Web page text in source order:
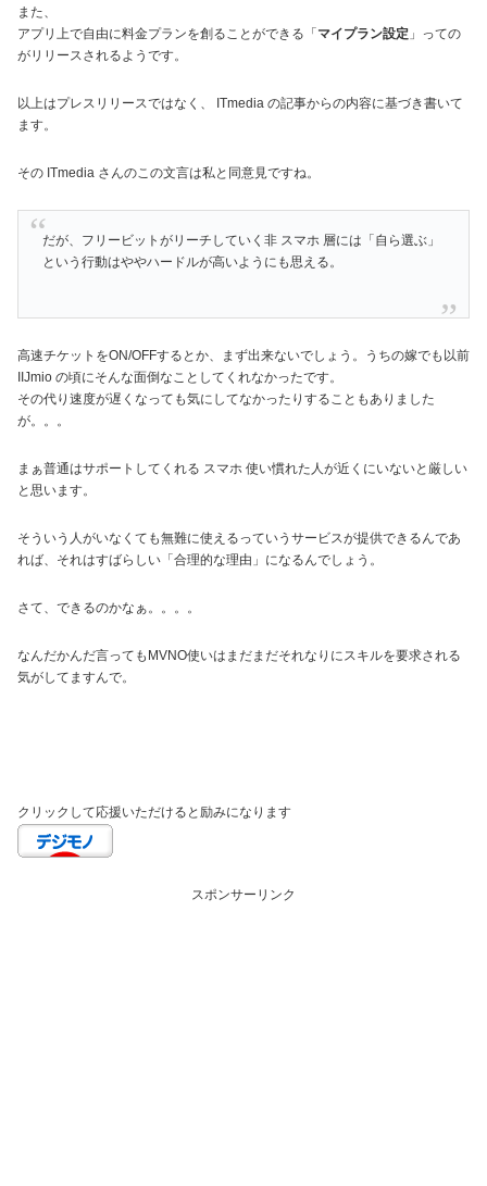
また、
アプリ上で自由に料金プランを創ることができる「 マイプラン設定 」っての
がリリースされるようです。
以上はプレスリリースではなく、 ITmedia の記事からの内容に基づき書いて
ます。
その ITmedia さんのこの文言は私と同意見ですね。
だが、フリービットがリーチしていく非 スマホ 層には「自ら選ぶ」
という行動はややハードルが高いようにも思える。
高速チケットをON/OFFするとか、まず出来ないでしょう。うちの嫁でも以前
IIJmio の頃にそんな面倒なことしてくれなかったです。
その代り速度が遅くなっても気にしてなかったりすることもありました
が。。。
まぁ普通はサポートしてくれる スマホ 使い慣れた人が近くにいないと厳しい
と思います。
そういう人がいなくても無難に使えるっていうサービスが提供できるんであ
れば、それはすばらしい「合理的な理由」になるんでしょう。
さて、できるのかなぁ。。。。
なんだかんだ言ってもMVNO使いはまだまだそれなりにスキルを要求される
気がしてますんで。
クリックして応援いただけると励みになります
スポンサーリンク